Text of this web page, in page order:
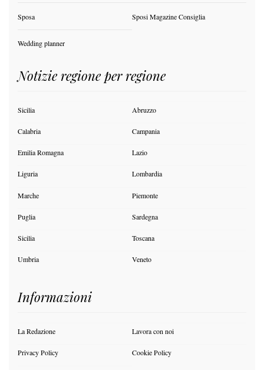
Sposa Sposi Magazine Consiglia
Wedding planner
Notizie regione per regione
Sicilia Abruzzo
Calabria Campania
Emilia Romagna Lazio
Liguria Lombardia
Marche Piemonte
Puglia Sardegna
Sicilia Toscana
Umbria Veneto
Informazioni
La Redazione Lavora con noi
Privacy Policy Cookie Policy